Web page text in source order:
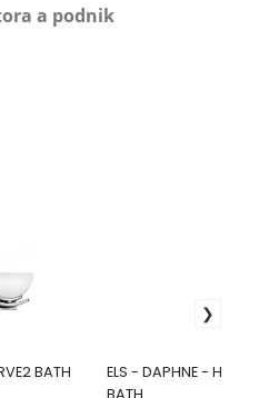
a podnik
BATH
ELS - DAPHNE - HK/
BATH